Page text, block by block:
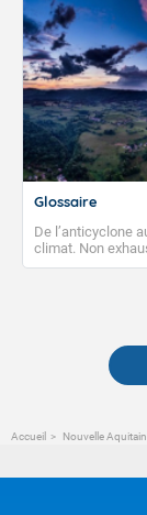
Glossaire
De l’anticyclone
climat. Non
publications.
Accueil Nouvelle